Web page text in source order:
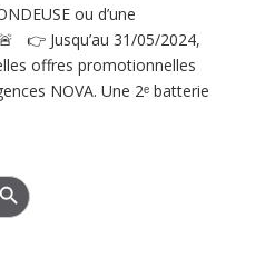
ou d’une
👉 Jusqu’au 31/05/2024,
offres promotionnelles
NOVA. Une 2ᵉ batterie
Button